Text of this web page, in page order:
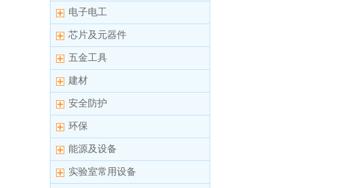
电子电工
芯片及元器件
五金工具
建材
安全防护
环保
能源及设备
实验室常用设备